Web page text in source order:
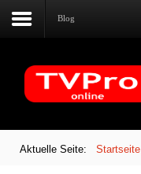
Blog
Aktuelle Seite: Startseite